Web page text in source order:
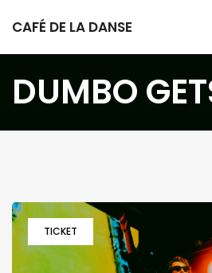
CAFÉ DE LA DANSE
DUMBO
TICKET